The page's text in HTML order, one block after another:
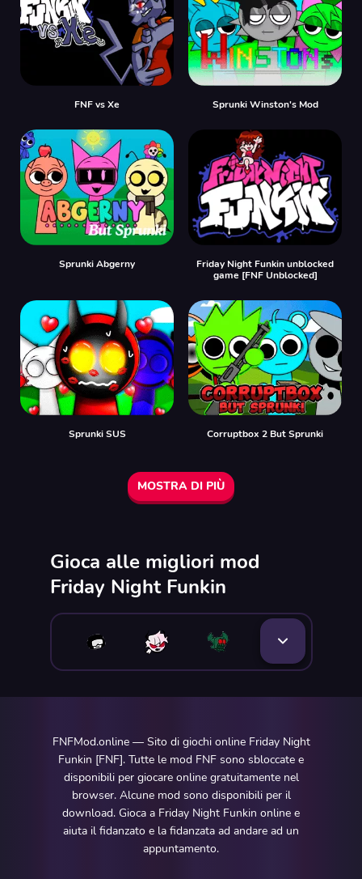
FNF vs Xе Sprunki Winston's Mod
Sprunki Abgerny
Friday Night Funkin unblocked
game [FNF Unblocked]
Sprunki SUS Corruptbox 2 But Sprunki
MOSTRA DI PIÙ
Gioca alle migliori mod
Friday Night Funkin
FNFMod.online — Sito di giochi online Friday Night
Funkin [FNF]. Tutte le mod FNF sono sbloccate e
disponibili per giocare online gratuitamente nel
browser. Alcune mod sono disponibili per il
download. Gioca a Friday Night Funkin online e
aiuta il fidanzato e la fidanzata ad andare ad un
appuntamento.